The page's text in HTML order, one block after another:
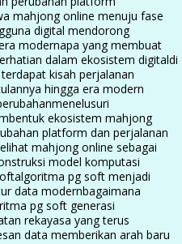
mahjong online menuju fase
digital mendorong
modernapa yang membuat
dalam ekosistem digitaldi
kisah perjalanan
hingga era modern
menelusuri
ekosistem mahjong
platform dan perjalanan
mahjong online sebagai
model komputasi
algoritma pg soft menjadi
data modernbagaimana
pg soft generasi
rekayasa yang terus
data memberikan arah baru